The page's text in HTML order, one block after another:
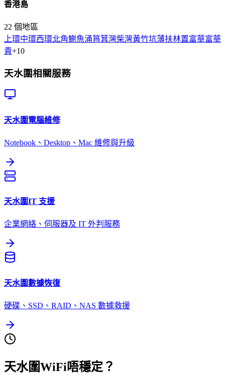
香港島
22 個地區
上環中環西環北角鰂魚涌筲箕灣柴灣黃竹坑薄扶林置富華富華
貴+10
天水圍相關服務
天水圍電腦維修
Notebook、Desktop、Mac 維修與升級
天水圍IT 支援
企業網絡、伺服器及 IT 外判服務
天水圍數據恢復
硬碟、SSD、RAID、NAS 數據救援
天水圍WiFi唔穩定？